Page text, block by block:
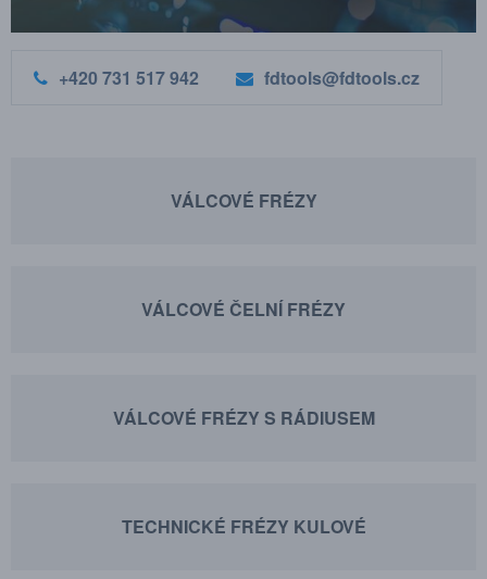
+420 731 517 942 fdtools@fdtools.cz
VÁLCOVÉ FRÉZY
VÁLCOVÉ ČELNÍ FRÉZY
VÁLCOVÉ FRÉZY S RÁDIUSEM
TECHNICKÉ FRÉZY KULOVÉ